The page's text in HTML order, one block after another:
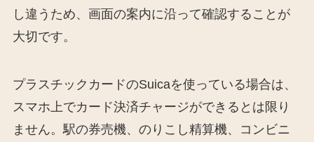
し違うため、画面の案内に沿って確認することが
大切です。
プラスチックカードのSuicaを使っている場合は、
スマホ上でカード決済チャージができるとは限り
ません。駅の券売機、のりこし精算機、コンビニ